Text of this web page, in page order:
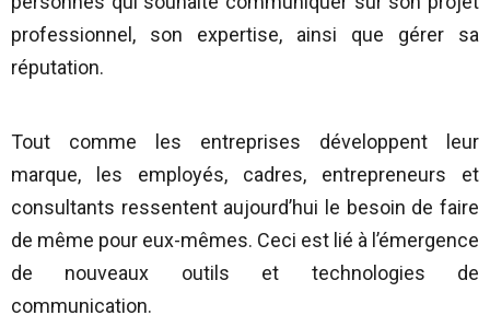
professionnel, son expertise, ainsi que gérer sa
réputation.
Tout comme les entreprises développent leur
marque, les employés, cadres, entrepreneurs et
consultants ressentent aujourd’hui le besoin de faire
de même pour eux-mêmes. Ceci est lié à l’émergence
de nouveaux outils et technologies de
communication.